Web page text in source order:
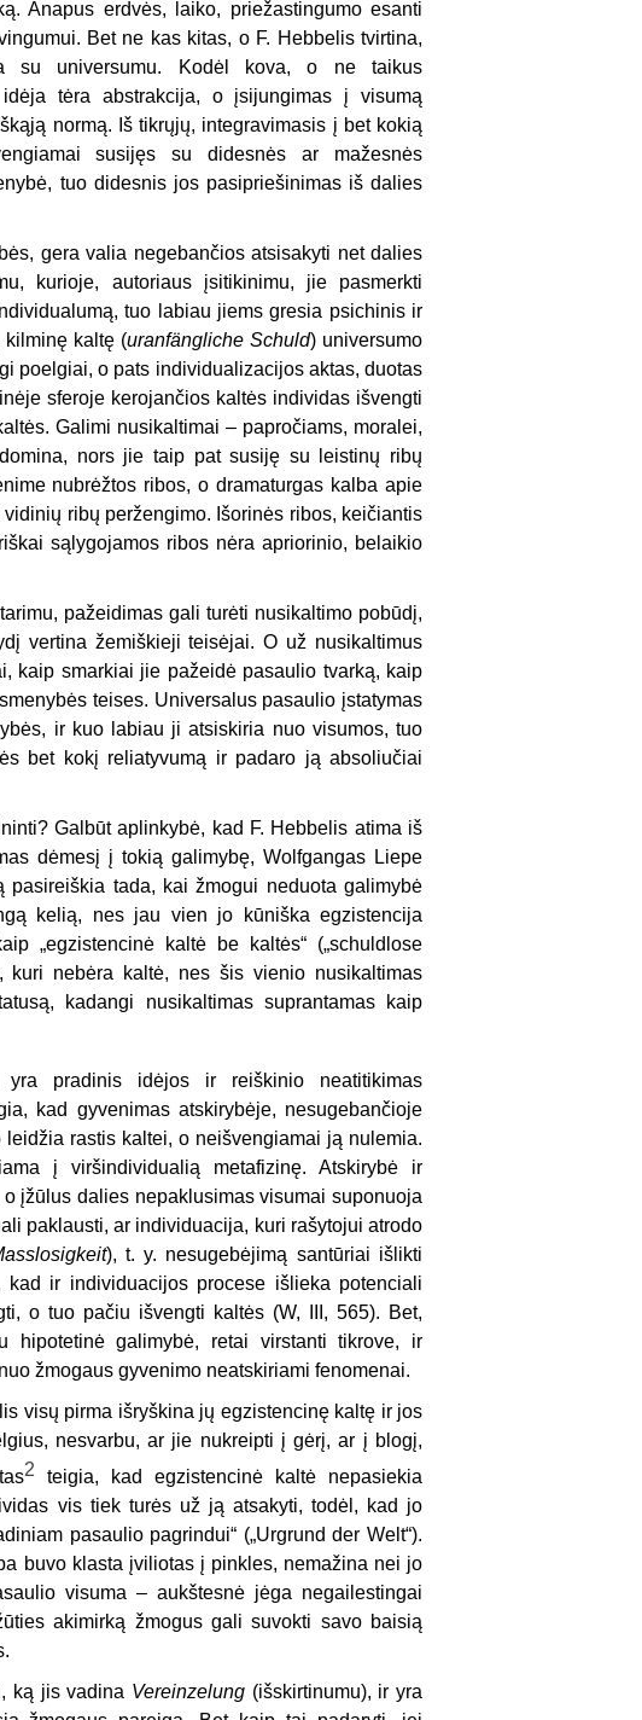
Anapus erdvės, laiko, priežastingumo esanti
Bet ne kas kitas, o F. Hebbelis tvirtina,
su universumu. Kodėl kova, o ne taikus
tėra abstrakcija, o įsijungimas į visumą
normą. Iš tikrųjų, integravimasis į bet kokią
susijęs su didesnės ar mažesnės
tuo didesnis jos pasipriešinimas iš dalies
gera valia negebančios atsisakyti net dalies
kurioje, autoriaus įsitikinimu, jie pasmerkti
tuo labiau jiems gresia psichinis ir
kilminę kaltę (uranfängliche Schuld) universumo
poelgiai, o pats individualizacijos aktas, duotas
sferoje kerojančios kaltės individas išvengti
Galimi nusikaltimai – papročiams, moralei,
nors jie taip pat susiję su leistinų ribų
nubrėžtos ribos, o dramaturgas kalba apie
ribų peržengimo. Išorinės ribos, keičiantis
sąlygojamos ribos nėra apriorinio, belaikio
pažeidimas gali turėti nusikaltimo pobūdį,
vertina žemiškieji teisėjai. O už nusikaltimus
kaip smarkiai jie pažeidė pasaulio tvarką, kaip
teises. Universalus pasaulio įstatymas
ir kuo labiau ji atsiskiria nuo visumos, tuo
bet kokį reliatyvumą ir padaro ją absoliučiai
Galbūt aplinkybė, kad F. Hebbelis atima iš
dėmesį į tokią galimybę, Wolfgangas Liepe
tada, kai žmogui neduota galimybė
kelią, nes jau vien jo kūniška egzistencija
„egzistencinė kaltė be kaltės“ („schuldlose
kuri nebėra kaltė, nes šis vienio nusikaltimas
kadangi nusikaltimas suprantamas kaip
yra pradinis idėjos ir reiškinio neatitikimas
kad gyvenimas atskirybėje, nesugebančioje
rastis kaltei, o neišvengiamai ją nulemia.
į viršindividualią metafizinę. Atskirybė ir
įžūlus dalies nepaklusimas visumai suponuoja
paklausti, ar individuacija, kuri rašytojui atrodo
), t. y. nesugebėjimą santūriai išlikti
kad ir individuacijos procese išlieka potenciali
o tuo pačiu išvengti kaltės (W, III, 565). Bet,
hipotetinė galimybė, retai virstanti tikrove, ir
žmogaus gyvenimo neatskiriami fenomenai.
visų pirma išryškina jų egzistencinę kaltę ir jos
nesvarbu, ar jie nukreipti į gėrį, ar į blogį,
2 teigia, kad egzistencinė kaltė nepasiekia
vis tiek turės už ją atsakyti, todėl, kad jo
pasaulio pagrindui“ („Urgrund der Welt“).
buvo klasta įviliotas į pinkles, nemažina nei jo
visuma – aukštesnė jėga negailestingai
akimirką žmogus gali suvokti savo baisią
ką jis vadina Vereinzelung (išskirtinumu), ir yra